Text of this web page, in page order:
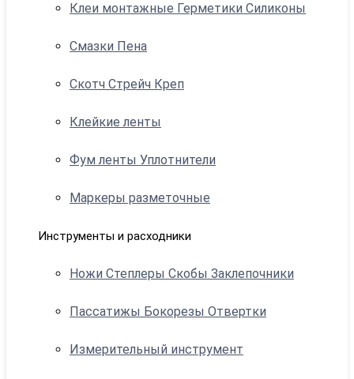
Клеи монтажные Герметики Силиконы
Смазки Пена
Скотч Стрейч Креп
Клейкие ленты
Фум ленты Уплотнители
Маркеры разметочные
Инструменты и расходники
Ножи Степлеры Скобы Заклепочники
Пассатижы Бокорезы Отвертки
Измерительный инструмент